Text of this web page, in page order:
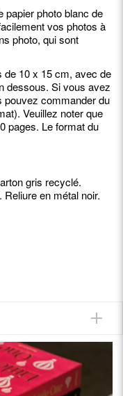
papier photo blanc de
vos photos à
photo, qui sont
de 10 x 15 cm, avec de
dessous. Si vous avez
pouvez commander du
Veuillez noter que
pages. Le format du
gris recyclé.
en métal noir.